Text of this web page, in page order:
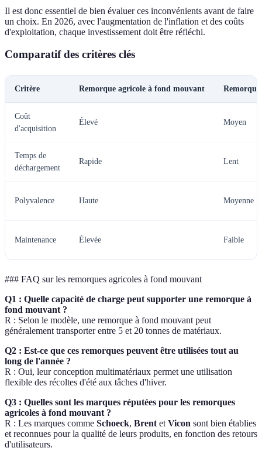
Il est donc essentiel de bien évaluer ces inconvénients avant de faire
un choix. En 2026, avec l'augmentation de l'inflation et des coûts
d'exploitation, chaque investissement doit être réfléchi.
Comparatif des critères clés
Critère Remorque agricole à fond mouvant Remorque
Coût
d'acquisition
Élevé Moyen
Temps de
déchargement
Rapide Lent
Polyvalence Haute Moyenne
Maintenance Élevée Faible
### FAQ sur les remorques agricoles à fond mouvant
Q1 : Quelle capacité de charge peut supporter une remorque à
fond mouvant ?
R : Selon le modèle, une remorque à fond mouvant peut
généralement transporter entre 5 et 20 tonnes de matériaux.
Q2 : Est-ce que ces remorques peuvent être utilisées tout au
long de l'année ?
R : Oui, leur conception multimatériaux permet une utilisation
flexible des récoltes d'été aux tâches d'hiver.
Q3 : Quelles sont les marques réputées pour les remorques
agricoles à fond mouvant ?
R : Les marques comme Schoeck, BrentetVicon sont bien établies
et reconnues pour la qualité de leurs produits, en fonction des retours
d'utilisateurs.